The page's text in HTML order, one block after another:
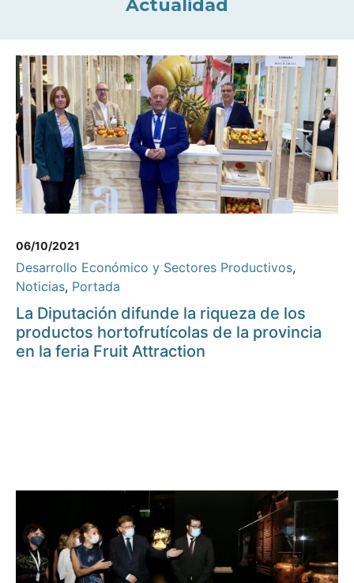
Actualidad
06/10/2021
Desarrollo Económico y Sectores Productivos,
Noticias, Portada
La Diputación difunde la riqueza de los
productos hortofrutícolas de la provincia
en la feria Fruit Attraction